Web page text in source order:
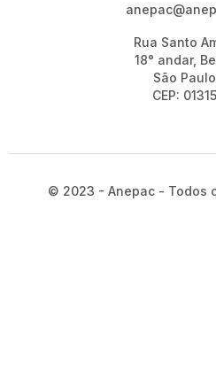
Rua Santo
18° andar,
São
CEP:
© 2023 - Anepac - Todos